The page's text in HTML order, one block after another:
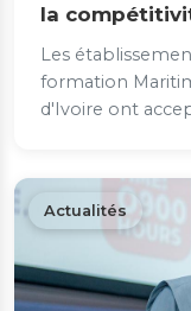
la
Les
formation
d'Ivoire ont
Actualités